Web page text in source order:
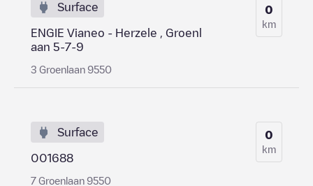
Surface
ENGIE Vianeo - Herzele , Groenl
aan 5-7-9
3 Groenlaan 9550
0
km
Surface
001688
7 Groenlaan 9550
0
km